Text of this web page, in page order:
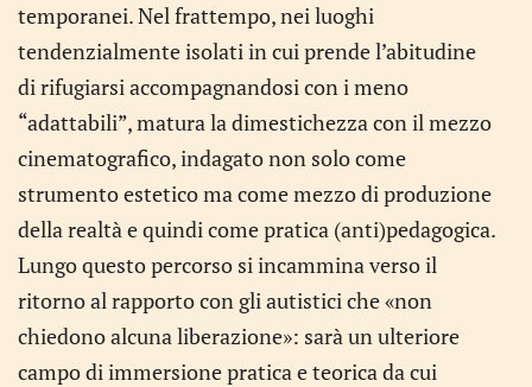
temporanei. Nel frattempo, nei luoghi
tendenzialmente isolati in cui prende l’abitudine
di rifugiarsi accompagnandosi con i meno
“adattabili”, matura la dimestichezza con il mezzo
cinematografico, indagato non solo come
strumento estetico ma come mezzo di produzione
della realtà e quindi come pratica (anti)pedagogica.
Lungo questo percorso si incammina verso il
ritorno al rapporto con gli autistici che «non
chiedono alcuna liberazione»: sarà un ulteriore
campo di immersione pratica e teorica da cui